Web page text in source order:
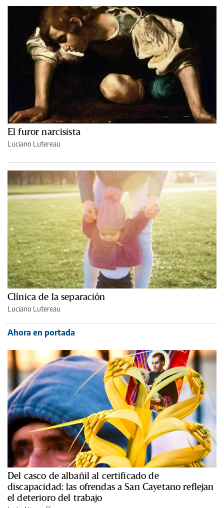
El furor narcisista
Luciano Lutereau
Clínica de la separación
Luciano Lutereau
Ahora en portada
Del casco de albañil al certificado de
discapacidad: las ofrendas a San Cayetano reflejan
el deterioro del trabajo